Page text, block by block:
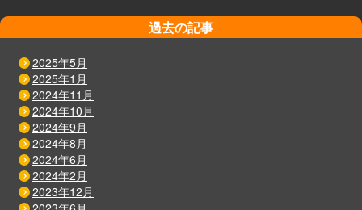
過去の記事
2025年5月
2025年1月
2024年11月
2024年10月
2024年9月
2024年8月
2024年6月
2024年2月
2023年12月